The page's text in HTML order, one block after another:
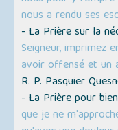
nous a rendu ses
- La Prière sur la
Seigneur, imprimez
avoir offensé et un
R. P. Pasquier
- La Prière pour
que je ne